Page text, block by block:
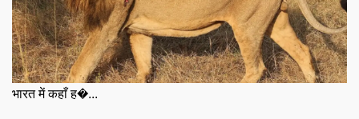
भारत में कहाँ ह�...